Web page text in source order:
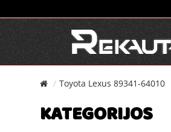
Toyota Lexus 89341-64010
KATEGORIJOS